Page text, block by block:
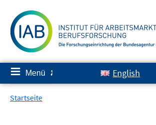
zum
Inhalt
≡ Menü ✘ English
Startseite